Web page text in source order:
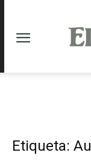
Etiqueta: